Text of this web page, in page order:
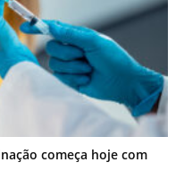
começa hoje com